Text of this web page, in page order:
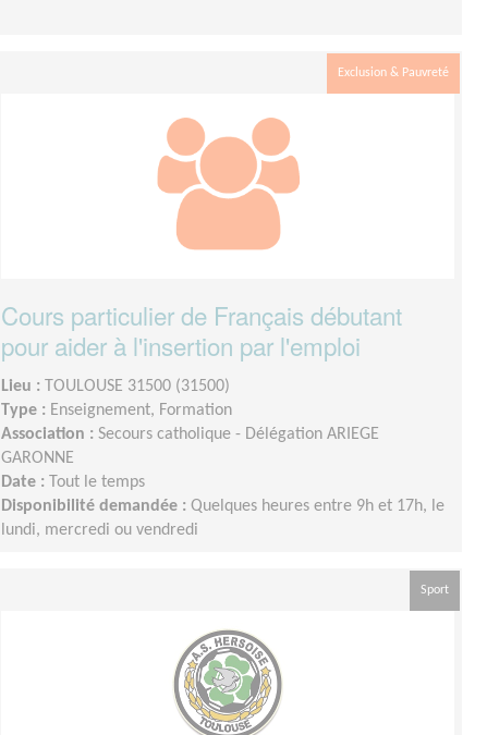
Exclusion & Pauvreté
Cours particulier de Français débutant
pour aider à l'insertion par l'emploi
Lieu :
TOULOUSE 31500 (31500)
Type : Enseignement, Formation
Association : Secours catholique - Délégation ARIEGE
GARONNE
Date :
Tout le temps
Disponibilité demandée : Quelques heures entre 9h et 17h, le
lundi, mercredi ou vendredi
Sport